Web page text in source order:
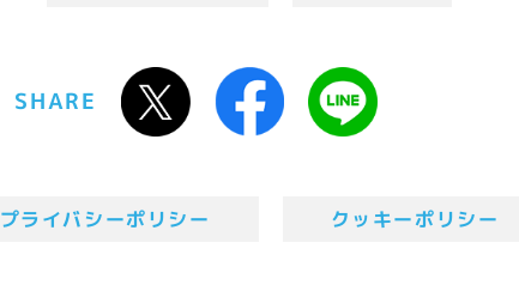
SHARE
プライバシーポリシー クッキーポリシー